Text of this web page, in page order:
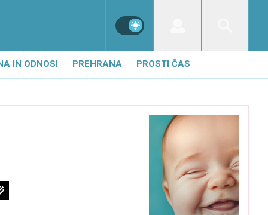
IN ODNOSI PREHRANA PROSTI ČAS